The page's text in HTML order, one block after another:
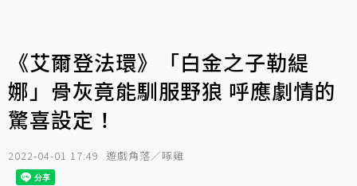
《艾爾登法環》「白金之子勒緹
娜」骨灰竟能馴服野狼 呼應劇情的
驚喜設定！
2022-04-01 17:49 遊戲角落／啄雞